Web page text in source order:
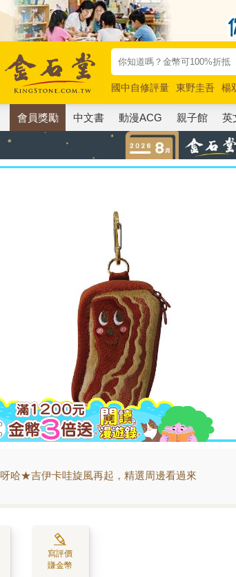
國中自修評量 東野圭吾 楊
唯紅花綻放
奧德賽 路邊攤
會員獎勵 中文書 動漫ACG 親子館 英
呀哈★吉伊卡哇旋風再起，精選周邊看過來
寫評價
賺金幣